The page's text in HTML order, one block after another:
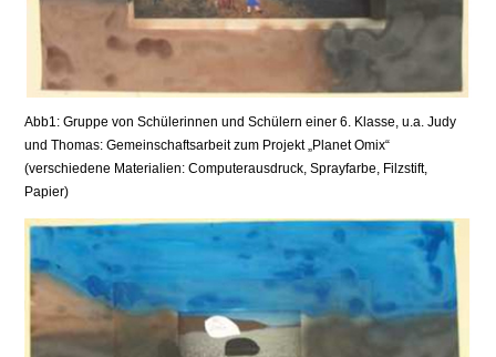
Abb1: Gruppe von Schülerinnen und Schülern einer 6. Klasse, u.a. Judy
und Thomas: Gemeinschaftsarbeit zum Projekt „Planet Omix“
(verschiedene Materialien: Computerausdruck, Sprayfarbe, Filzstift,
Papier)